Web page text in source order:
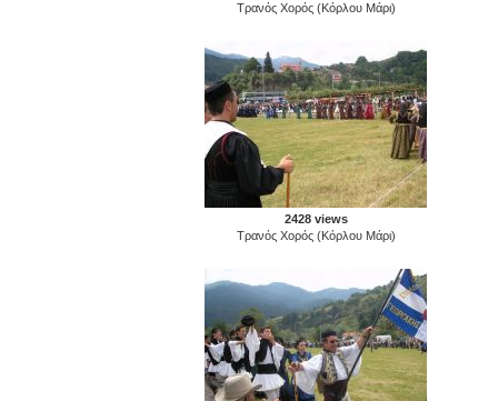
Τρανός Χορός (Κόρλου Μάρι)
2428 views
Τρανός Χορός (Κόρλου Μάρι)